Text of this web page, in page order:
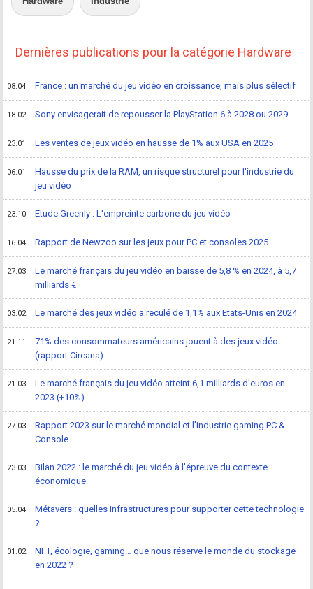
Dernières publications pour la catégorie Hardware
08.04 France : un marché du jeu vidéo en croissance, mais plus sélectif
18.02 Sony envisagerait de repousser la PlayStation 6 à 2028 ou 2029
23.01 Les ventes de jeux vidéo en hausse de 1% aux USA en 2025
06.01
Hausse du prix de la RAM, un risque structurel pour l'industrie du
jeu vidéo
23.10 Etude Greenly : L'empreinte carbone du jeu vidéo
16.04 Rapport de Newzoo sur les jeux pour PC et consoles 2025
27.03
Le marché français du jeu vidéo en baisse de 5,8 % en 2024, à 5,7
milliards €
03.02 Le marché des jeux vidéo a reculé de 1,1% aux Etats-Unis en 2024
21.11
71% des consommateurs américains jouent à des jeux vidéo
(rapport Circana)
21.03
Le marché français du jeu vidéo atteint 6,1 milliards d'euros en
2023 (+10%)
27.03
Rapport 2023 sur le marché mondial et l'industrie gaming PC &
Console
23.03
Bilan 2022 : le marché du jeu vidéo à l'épreuve du contexte
économique
05.04
Métavers : quelles infrastructures pour supporter cette technologie
?
01.02
NFT, écologie, gaming… que nous réserve le monde du stockage
en 2022 ?